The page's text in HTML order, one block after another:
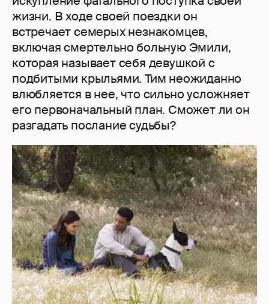
жизни. В ходе своей поездки он
встречает семерых незнакомцев,
включая смертельно больную Эмили,
которая называет себя девушкой с
подбитыми крыльями. Тим неожиданно
влюбляется в нее, что сильно усложняет
его первоначальный план. Сможет ли он
разгадать послание судьбы?